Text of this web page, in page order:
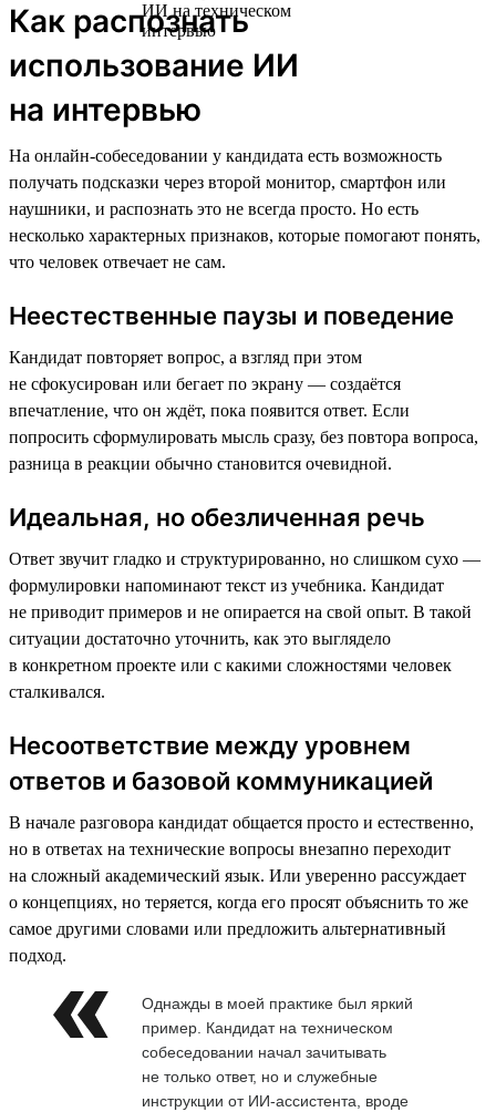
Как распознать
использование ИИ
на интервью
На онлайн-собеседовании у кандидата есть возможность
получать подсказки через второй монитор, смартфон или
наушники, и распознать это не всегда просто. Но есть
несколько характерных признаков, которые помогают понять,
что человек отвечает не сам.
Неестественные паузы и поведение
Кандидат повторяет вопрос, а взгляд при этом
не сфокусирован или бегает по экрану — создаётся
впечатление, что он ждёт, пока появится ответ. Если
попросить сформулировать мысль сразу, без повтора вопроса,
разница в реакции обычно становится очевидной.
Идеальная, но обезличенная речь
Ответ звучит гладко и структурированно, но слишком сухо —
формулировки напоминают текст из учебника. Кандидат
не приводит примеров и не опирается на свой опыт. В такой
ситуации достаточно уточнить, как это выглядело
в конкретном проекте или с какими сложностями человек
сталкивался.
Несоответствие между уровнем
ответов и базовой коммуникацией
В начале разговора кандидат общается просто и естественно,
но в ответах на технические вопросы внезапно переходит
на сложный академический язык. Или уверенно рассуждает
о концепциях, но теряется, когда его просят объяснить то же
самое другими словами или предложить альтернативный
подход.
Однажды в моей практике был яркий
пример. Кандидат на техническом
собеседовании начал зачитывать
не только ответ, но и служебные
инструкции от ИИ-ассистента, вроде